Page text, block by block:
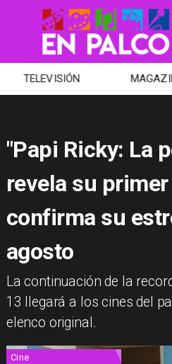
TELEVISIÓN
"Papi Ricky: La
revela su
confirma su
agosto
​La continuación de la
13 llegará a los cines del
elenco original.
Cine